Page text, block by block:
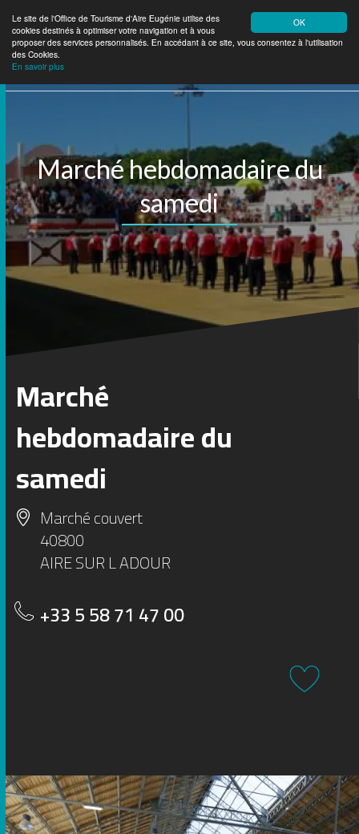
OK
Le site de l'Office de Tourisme d'Aire Eugénie utilise des
cookies destinés à optimiser votre navigation et à vous
proposer des services personnalisés. En accédant à ce site, vous consentez à l'utilisation
des Cookies.
En savoir plus
TourismeAire Eugénie
Marché hebdomadaire du
samedi
Marché
hebdomadaire du
samedi
Marché couvert
40800
AIRE SUR L ADOUR
+33 5 58 71 47 00